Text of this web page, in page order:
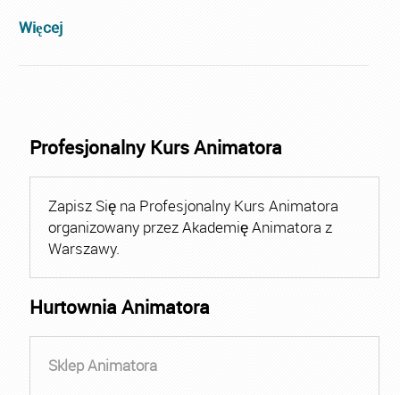
Więcej
Profesjonalny Kurs Animatora
Zapisz Się na Profesjonalny Kurs Animatora
organizowany przez Akademię Animatora z
Warszawy.
Hurtownia Animatora
Sklep Animatora